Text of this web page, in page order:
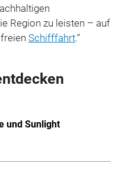
Region zu leisten – auf
Schifffahrt.“
und Sunlight